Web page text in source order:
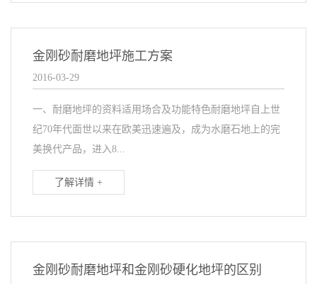
金刚砂耐磨地坪施工方案
2016-03-29
一、耐磨地坪的资料适用场合及功能特色耐磨地坪自上世
纪70年代面世以来在欧美迅速遍及，成为水磨石地上的完
美换代产品，进入8...
了解详情 +
金刚砂耐磨地坪和金刚砂硬化地坪的区别